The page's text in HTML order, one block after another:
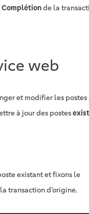
Complétionde la
web
et modifier les postes
à jour des postes
existant et fixons le
transaction d’origine.